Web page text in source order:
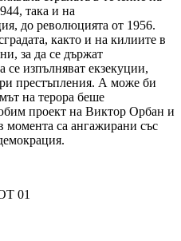
така и на
до революцията от 1956.
както и на килиите в
за да се държат
се изпълняват екзекуции,
престъпления. А може би
на терора беше
проект на Виктор Орбан и
момента са ангажирани със